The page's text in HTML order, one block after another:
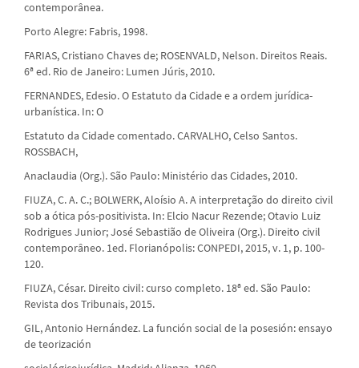
contemporânea.
Porto Alegre: Fabris, 1998.
FARIAS, Cristiano Chaves de; ROSENVALD, Nelson. Direitos Reais.
6ª ed. Rio de Janeiro: Lumen Júris, 2010.
FERNANDES, Edesio. O Estatuto da Cidade e a ordem jurídica-
urbanística. In: O
Estatuto da Cidade comentado. CARVALHO, Celso Santos.
ROSSBACH,
Anaclaudia (Org.). São Paulo: Ministério das Cidades, 2010.
FIUZA, C. A. C.; BOLWERK, Aloísio A. A interpretação do direito civil
sob a ótica pós-positivista. In: Elcio Nacur Rezende; Otavio Luiz
Rodrigues Junior; José Sebastião de Oliveira (Org.). Direito civil
contemporâneo. 1ed. Florianópolis: CONPEDI, 2015, v. 1, p. 100-
120.
FIUZA, César. Direito civil: curso completo. 18ª ed. São Paulo:
Revista dos Tribunais, 2015.
GIL, Antonio Hernández. La función social de la posesión: ensayo
de teorización